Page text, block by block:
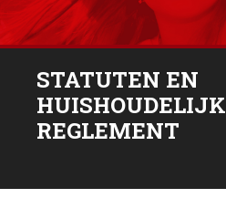
STATUTEN EN
HUISHOUDELIJK
REGLEMENT